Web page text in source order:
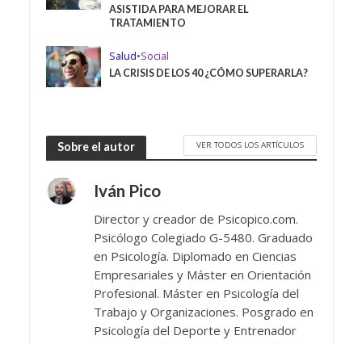
ASISTIDA PARA MEJORAR EL
TRATAMIENTO
Salud•Social
LA CRISIS DE LOS 40 ¿CÓMO SUPERARLA?
Sobre el autor VER TODOS LOS ARTÍCULOS
Iván Pico
Director y creador de Psicopico.com.
Psicólogo Colegiado G-5480. Graduado
en Psicología. Diplomado en Ciencias
Empresariales y Máster en Orientación
Profesional. Máster en Psicología del
Trabajo y Organizaciones. Posgrado en
Psicología del Deporte y Entrenador